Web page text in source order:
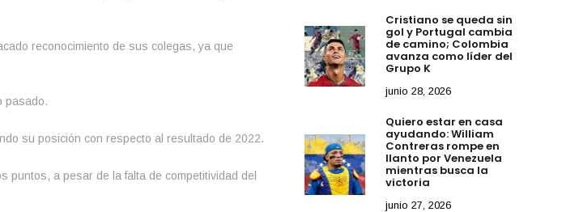
reconocimiento de sus colegas, ya que
pasado.
su posición con respecto al resultado de 2022.
a pesar de la falta de competitividad del
Cristiano se queda sin
gol y Portugal cambia
de camino; Colombia
avanza como líder del
Grupo K
junio 28, 2026
Quiero estar en casa
ayudando: William
Contreras rompe en
llanto por Venezuela
mientras busca la
victoria
junio 27, 2026